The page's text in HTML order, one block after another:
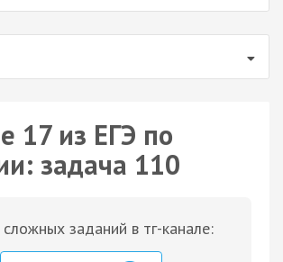
17 из ЕГЭ по
задача 110
заданий в тг-канале: